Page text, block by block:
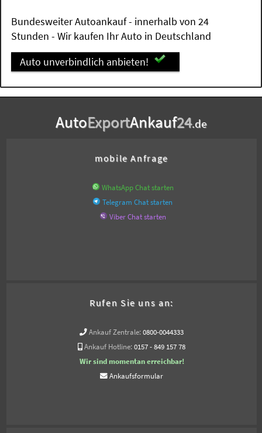
Bundesweiter Autoankauf - innerhalb von 24
Stunden - Wir kaufen Ihr Auto in Deutschland
Auto unverbindlich anbieten!
AutoExportAnkauf24.de
mobile Anfrage
WhatsApp Chat starten
Telegram Chat starten
Viber Chat starten
Rufen Sie uns an:
Ankauf Zentrale: 0800-0044333
Ankauf Hotline: 0157 - 849 157 78
Wir sind momentan erreichbar!
Ankaufsformular